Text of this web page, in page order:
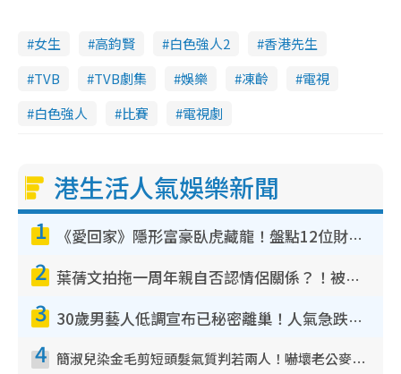
女生 高鈞賢 白色強人2
香港先生
TVB
TVB劇集 娛樂 凍齡
電視
白色強人
比賽 電視劇
港生活人氣娛樂新聞
1 《愛回家》隱形富豪臥虎藏龍！盤點12位財氣逼人的有錢藝人：呢位靚女3億身家唔憂做
2 葉蒨文拍拖一周年親自否認情侶關係？！被質疑感情造假竟稱GM「普通同事」
3 30歲男藝人低調宣布已秘密離巢！人氣急跌變失蹤人口︰「這幾年過得並不容易」
4 簡淑兒染金毛剪短頭髮氣質判若兩人！嚇壞老公麥大力都認唔出：「你做咩事？」